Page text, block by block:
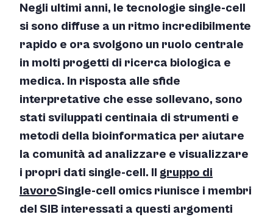
Negli ultimi anni, le tecnologie single-cell
si sono diffuse a un ritmo incredibilmente
rapido e ora svolgono un ruolo centrale
in molti progetti di ricerca biologica e
medica. In risposta alle sfide
interpretative che esse sollevano, sono
stati sviluppati centinaia di strumenti e
metodi della bioinformatica per aiutare
la comunità ad analizzare e visualizzare
i propri dati single-cell. Il gruppo di
lavoroSingle-cell omics riunisce i membri
del SIB interessati a questi argomenti